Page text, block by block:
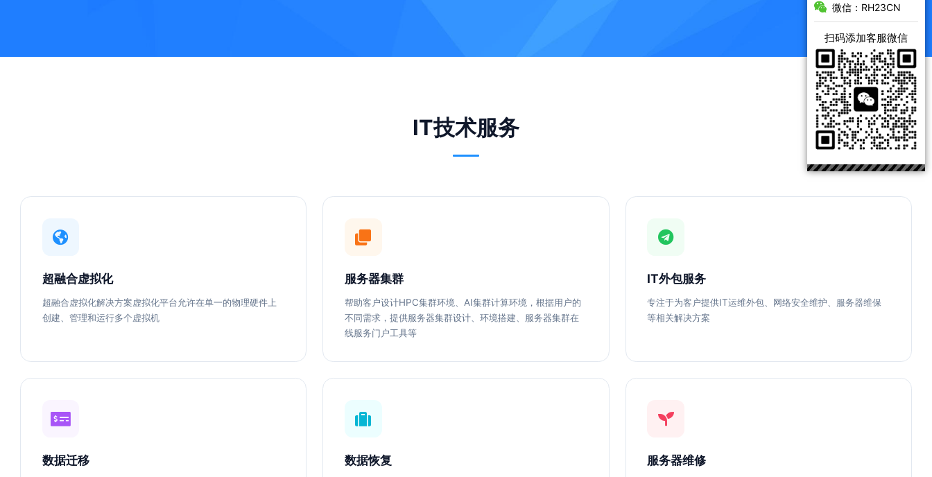
IT技术服务
超融合虚拟化
超融合虚拟化解决方案虚拟化平台允许在单一的物理硬件上
创建、管理和运行多个虚拟机
服务器集群
帮助客户设计HPC集群环境、AI集群计算环境，根据用户的
不同需求，提供服务器集群设计、环境搭建、服务器集群在
线服务门户工具等
IT外包服务
专注于为客户提供IT运维外包、网络安全维护、服务器维保
等相关解决方案
数据迁移 数据恢复 服务器维修
微信：RH23CN
扫码添加客服微信